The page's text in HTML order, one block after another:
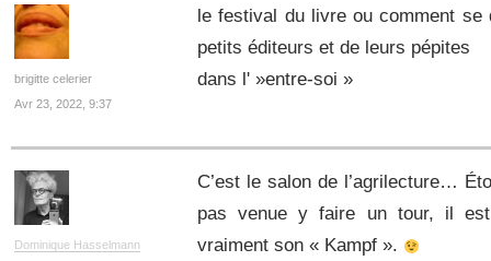
brigitte celerier
Avr 23, 2022, 9:37
le festival du livre ou comment
petits éditeurs et de leurs pépites
dans l' »entre-soi »
Dominique Hasselmann
C’est le salon de l’agrilecture…
pas venue y faire un tour, il
vraiment son « Kampf ».